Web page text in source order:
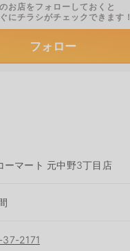
お店をフォローしておくと
にチラシがチェックできます！
フォロー
ーマート 元中野3丁目店
2171